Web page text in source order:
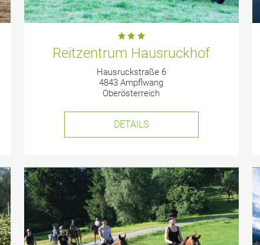
Reitzentrum Hausruckhof
Hausruckstraße 6
4843 Ampflwang
Oberösterreich
DETAILS